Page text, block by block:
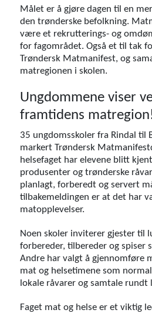
Målet er å gjøre dagen til en
den trønderske befolkning.
være et rekrutterings- og
for fagområdet. Også et til tak
Trøndersk Matmanifest, og
matregionen i skolen.
Ungdommene viser
framtidens
35 ungdomsskoler fra Rindal til
markert Trøndersk
helsefaget har elevene blitt
produsenter og trønderske
planlagt, forberedt og servert
tilbakemeldingen er at det har
matopplevelser.
Noen skoler inviterer gjester til
forbereder, tilbereder og spiser
Andre har valgt å gjennomføre
mat og helsetimene som
lokale råvarer og samtale
Faget mat og helse er et viktig